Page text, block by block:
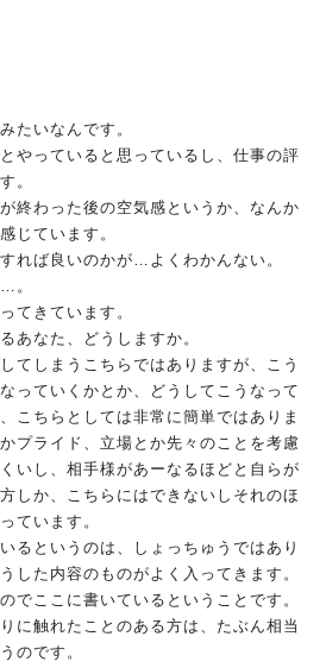
たいなんです。
やっていると思っているし、仕事の評
。
終わった後の空気感というか、なんか
じています。
れば良いのかが…よくわかんない。
。
てきています。
あなた、どうしますか。
てしまうこちらではありますが、こう
っていくかとか、どうしてこうなって
こちらとしては非常に簡単ではありま
プライド、立場とか先々のことを考慮
いし、相手様があーなるほどと自らが
しか、こちらにはできないしそれのほ
ています。
るというのは、しょっちゅうではあり
した内容のものがよく入ってきます。
でここに書いているということです。
に触れたことのある方は、たぶん相当
のです。